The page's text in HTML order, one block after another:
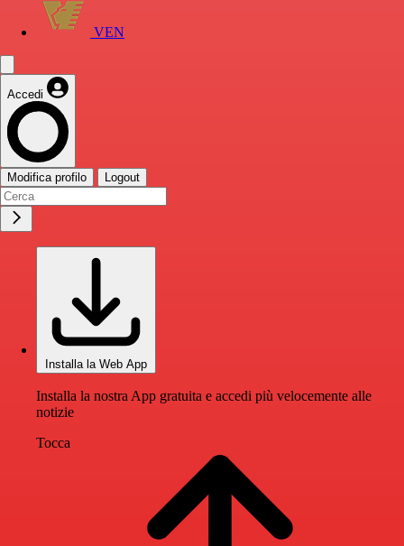
VEN
Accedi
Modifica profilo Logout
Installa la Web App
Installa la nostra App gratuita e accedi più velocemente alle
notizie
Tocca